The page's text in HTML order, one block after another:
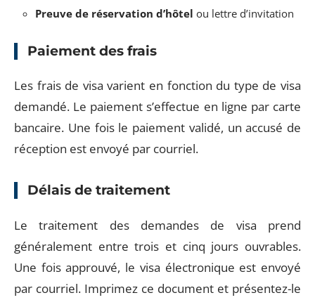
Preuve de réservation d’hôtel ou lettre d’invitation
Paiement des frais
Les frais de visa varient en fonction du type de visa
demandé. Le paiement s’effectue en ligne par carte
bancaire. Une fois le paiement validé, un accusé de
réception est envoyé par courriel.
Délais de traitement
Le traitement des demandes de visa prend
généralement entre trois et cinq jours ouvrables.
Une fois approuvé, le visa électronique est envoyé
par courriel. Imprimez ce document et présentez-le